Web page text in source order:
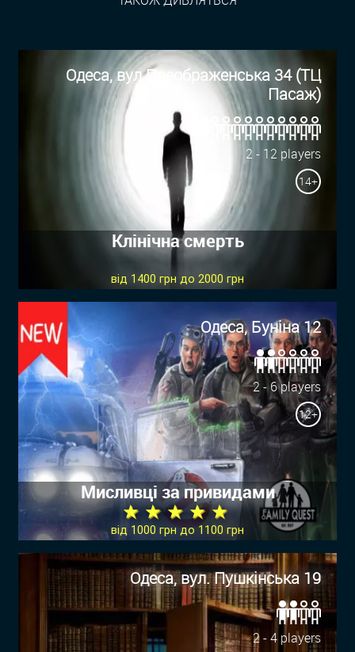
Одеса, вул Преображенська 34 (ТЦ
Пасаж)
2 - 12 players
14+
Клінічна смерть
від 1400 грн до 2000 грн
Одеса, Буніна 12
2 - 6 players
12+
Мисливці за привидами
★ ★ ★ ★ ★
від 1000 грн до 1100 грн
Одеса, вул. Пушкінська 19
2 - 4 players